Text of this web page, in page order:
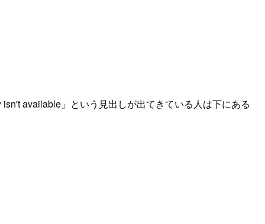
available」という見出しが出てきている人は下にある